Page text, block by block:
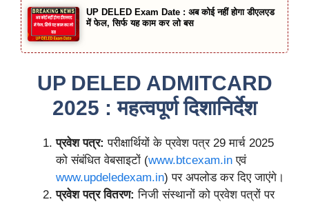
UP DELED Exam Date : अब कोई नहीं होगा डीएलएड
में फेल, सिर्फ यह काम कर लो बस
UP DELED ADMITCARD
2025 : महत्वपूर्ण दिशानिर्देश
प्रवेश पत्र: परीक्षार्थियों के प्रवेश पत्र 29 मार्च 2025
को संबंधित वेबसाइटों (www.btcexam.in एवं
www.updeledexam.in) पर अपलोड कर दिए जाएंगे।
प्रवेश पत्र वितरण: निजी संस्थानों को प्रवेश पत्रों पर